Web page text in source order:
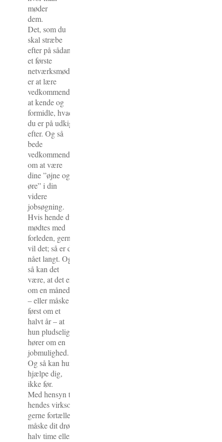
møder
dem.
Det, som du
skal stræbe
efter på sådant
et første
netværksmøde,
er at lære
vedkommende
at kende og
formidle, hvad
du er på udkig
efter. Og så
bede
vedkommende
om at være
dine ”øjne og
øre” i din
videre
jobsøgning.
Hvis hende du
mødtes med
forleden, gerne
vil det; så er du
nået langt. Og
så kan det
være, at det er
om en måned
– eller måske
først om et
halvt år – at
hun pludselig
hører om en
jobmulighed.
Og så kan hun
hjælpe dig,
ikke før.
Med hensyn til emner, så går det for dig ud på at – lære hende
hendes virksomhed, hendes branche og hendes netværk. Og
gerne fortælle lidt om dig selv, det du brænder for og det du
måske dit drømmejob. Så der er masser at snakke om, hvis
halv time eller en hel time til mødet.